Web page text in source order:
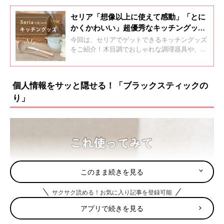
セリア「想像以上に使えて感動」「とに
かくかわいい」超優秀なキッチングッズ
4選
今回は、セリアでゲットできるキッチングッズ
をご紹介！木目調でおしゃれな調理器具や、使
ぞろいです。超優秀なものばかりなので、ぜひ
個人情報をサッと隠せる！「ブラックスティックの
り」
このまま続きを見る
サクサク読める！お気に入り記事を登録可能
アプリで続きを見る